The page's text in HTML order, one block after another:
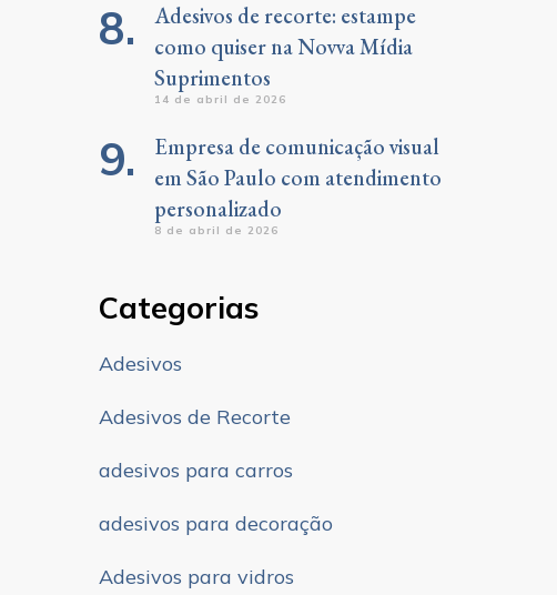
Adesivos de recorte: estampe
como quiser na Novva Mídia
Suprimentos
14 de abril de 2026
Empresa de comunicação visual
em São Paulo com atendimento
personalizado
8 de abril de 2026
Categorias
Adesivos
Adesivos de Recorte
adesivos para carros
adesivos para decoração
Adesivos para vidros